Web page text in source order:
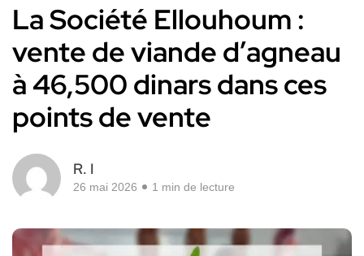
La Société Ellouhoum :
vente de viande d’agneau
à 46,500 dinars dans ces
points de vente
R. I
26 mai 2026 1 min de lecture